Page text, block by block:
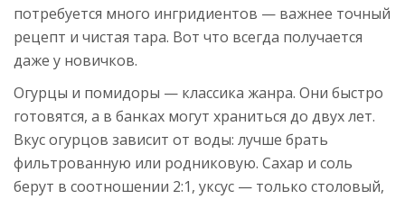
потребуется много ингридиентов — важнее точный
рецепт и чистая тара. Вот что всегда получается
даже у новичков.
Огурцы и помидоры — классика жанра. Они быстро
готовятся, а в банках могут храниться до двух лет.
Вкус огурцов зависит от воды: лучше брать
фильтрованную или родниковую. Сахар и соль
берут в соотношении 2:1, уксус — только столовый,